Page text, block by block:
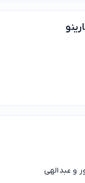
و عبدالهی